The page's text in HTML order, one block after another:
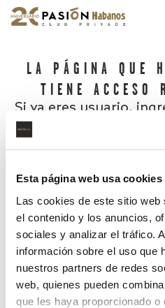
Esta página web usa cookies
Las cookies de este sitio
el contenido y los anuncios,
sociales y analizar el tráfico.
información sobre el uso que
nuestros partners de redes
web, quienes pueden
que les haya proporcionado o
LA PÁGINA QUE
TIENE ACCESO
Si ya eres usuario,
¿Has olvidado tu contraseña?